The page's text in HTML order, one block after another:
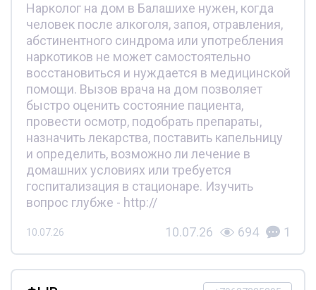
Нарколог на дом в Балашихе нужен, когда
человек после алкоголя, запоя, отравления,
абстинентного синдрома или употребления
наркотиков не может самостоятельно
восстановиться и нуждается в медицинской
помощи. Вызов врача на дом позволяет
быстро оценить состояние пациента,
провести осмотр, подобрать препараты,
назначить лекарства, поставить капельницу
и определить, возможно ли лечение в
домашних условиях или требуется
госпитализация в стационаре. Изучить
вопрос глубже - http://
10.07.26 10.07.26 694 1